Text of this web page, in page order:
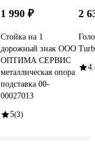
1 990 ₽
Стойка на 1
дорожный знак ООО
ОПТИМА СЕРВИС
металлическая опора
подставка 00-
00027013
5(3)
2